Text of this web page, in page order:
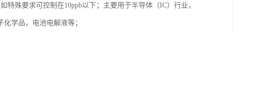
特殊要求可控制在10ppb以下；主要用于半导体（IC）行业，
学品，电池电解液等；